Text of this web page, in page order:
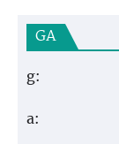
GA
g:
a: